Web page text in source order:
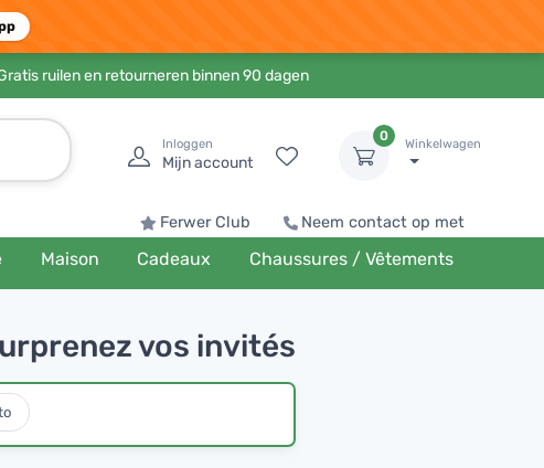
ruilen en retourneren binnen 90 dagen
Inloggen
Mijn account
0
Winkelwagen
Ferwer Club Neem contact op met
Maison Cadeaux Chaussures / Vêtements
vos invités